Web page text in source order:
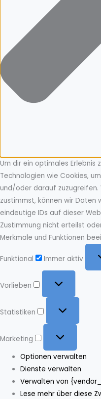
Um dir ein optimales Erlebnis
Technologien wie Cookies,
und/oder darauf zuzugreifen.
zustimmst, können wir Daten
eindeutige IDs auf dieser
Zustimmung nicht erteilst
Merkmale und Funktionen
Funktional
Immer aktiv
Vorlieben
Statistiken
Marketing
Optionen verwalten
Dienste verwalten
Verwalten von
Lese mehr über diese